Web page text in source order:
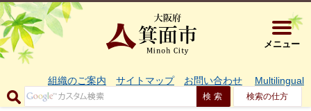
大阪府箕
メニュー
組織のご案内 サイトマップ お問い合わせ Multilingual
検索の仕方